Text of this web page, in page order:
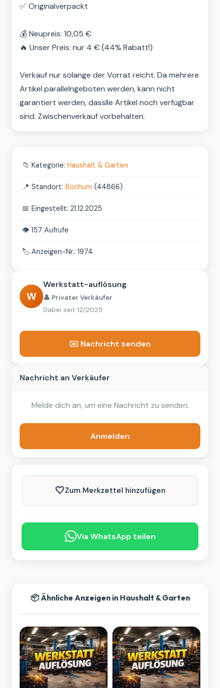
✅ Originalverpackt
💰 Neupreis: 10,05 €
🔥 Unser Preis: nur 4 € (44% Rabatt!)
Verkauf nur solange der Vorrat reicht. Da mehrere
Artikel parallelngeboten werden, kann nicht
garantiert werden, dasslle Artikel noch verfügbar
sind. Zwischenverkauf vorbehalten.
📁 Kategorie: Haushalt & Garten
📍 Standort: Bochum (44866)
📅 Eingestellt: 21.12.2025
👁️ 157 Aufrufe
🏷️ Anzeigen-Nr.: 1974
W
Werkstatt-auflösung
👤 Privater Verkäufer
Dabei seit 12/2025
✉️ Nachricht senden
Nachricht an Verkäufer
Melde dich an, um eine Nachricht zu senden.
Anmelden
🤍Zum Merkzettel hinzufügen
Via WhatsApp teilen
📦 Ähnliche Anzeigen in Haushalt & Garten